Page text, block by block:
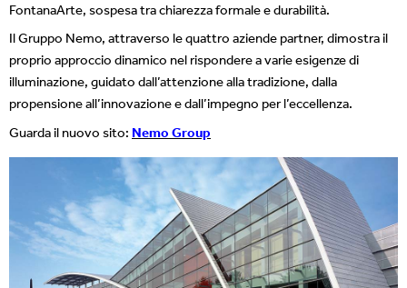
FontanaArte, sospesa tra chiarezza formale e durabilità.
Il Gruppo Nemo, attraverso le quattro aziende partner, dimostra il
proprio approccio dinamico nel rispondere a varie esigenze di
illuminazione, guidato dall’attenzione alla tradizione, dalla
propensione all’innovazione e dall’impegno per l’eccellenza.
Guarda il nuovo sito: Nemo Group